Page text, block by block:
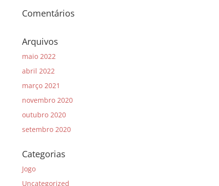
Comentários
Arquivos
maio 2022
abril 2022
março 2021
novembro 2020
outubro 2020
setembro 2020
Categorias
Jogo
Uncategorized